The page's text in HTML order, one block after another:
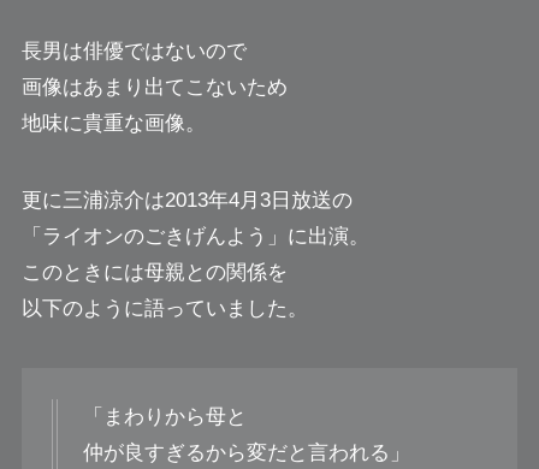
長男は俳優ではないので
画像はあまり出てこないため
地味に貴重な画像。
更に三浦涼介は2013年4月3日放送の
「ライオンのごきげんよう」に出演。
このときには母親との関係を
以下のように語っていました。
「まわりから母と
仲が良すぎるから変だと言われる」